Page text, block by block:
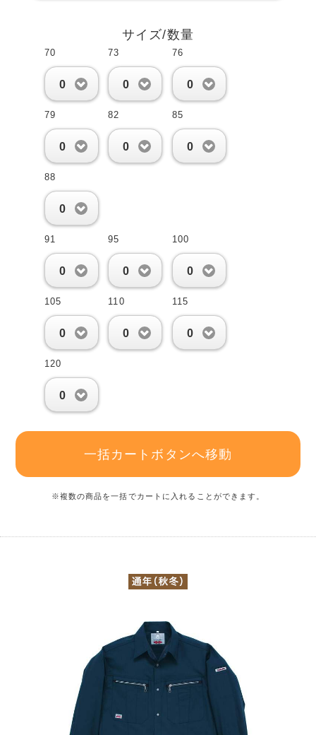
サイズ/数量
70
0
73
0
76
0
79
0
82
0
85
0
88
0
91
0
95
0
100
0
105
0
110
0
115
0
120
0
一括カートボタンへ移動
※複数の商品を一括でカートに入れることができます。